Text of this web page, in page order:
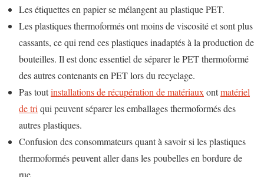
Les étiquettes en papier se mélangent au plastique PET.
Les plastiques thermoformés ont moins de viscosité et sont plus
cassants, ce qui rend ces plastiques inadaptés à la production de
bouteilles. Il est donc essentiel de séparer le PET thermoformé
des autres contenants en PET lors du recyclage.
Pas toutinstallations de récupération de matériaux ontmatériel
de tri qui peuvent séparer les emballages thermoformés des
autres plastiques.
Confusion des consommateurs quant à savoir si les plastiques
thermoformés peuvent aller dans les poubelles en bordure de
rue.